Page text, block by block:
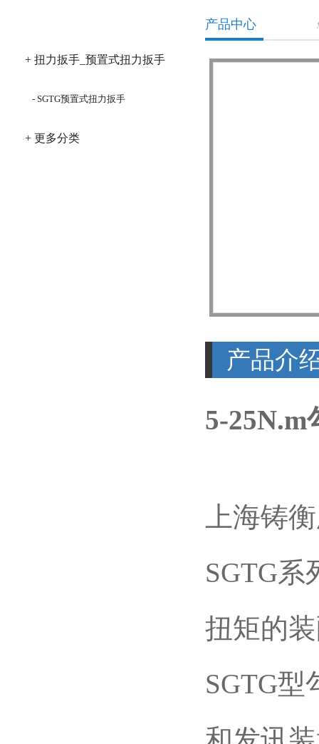
+ 扭力扳手_预置式扭力扳手
- SGTG预置式扭力扳手
+ 更多分类
产品中心
产品介
5-25N.m
上海铸
SGTG
扭矩的
SGTG